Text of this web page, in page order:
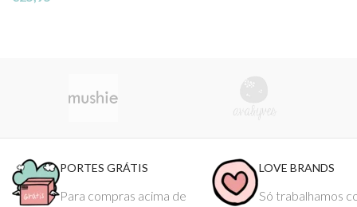
PORTES GRÁTIS
Para compras acima de
LOVE BRANDS
Só trabalhamos